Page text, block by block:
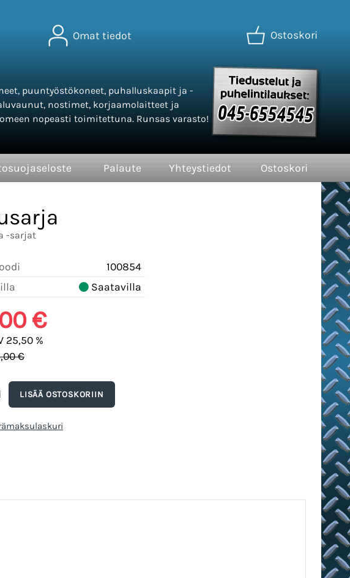
Omat tiedot Ostoskori
puuntyöstökoneet, puhalluskaapit ja -
nostimet, korjaamolaitteet ja
nopeasti toimitettuna. Runsas varasto!
Palaute Yhteystiedot Ostoskori
-sarjat
100854
Saatavilla
€
25,50 %
€